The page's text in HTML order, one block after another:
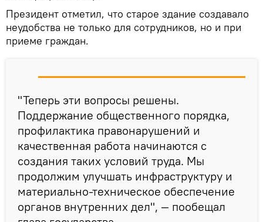
Президент отметил, что старое здание создавало
неудобства не только для сотрудников, но и при
приеме граждан.
"Теперь эти вопросы решены.
Поддержание общественного порядка,
профилактика правонарушений и
качественная работа начинаются с
создания таких условий труда. Мы
продолжим улучшать инфраструктуру и
материально-техническое обеспечение
органов внутренних дел", — пообещал